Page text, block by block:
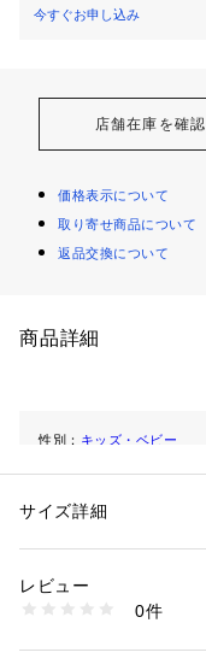
今すぐお申し込み
店舗在庫を確認
価格表示について
取り寄せ商品について
返品交換について
商品詳細
性別： キッズ・ベビー
素材：100 ｺｯﾄﾝ
商品番号：
サイズ詳細
レビュー
0件